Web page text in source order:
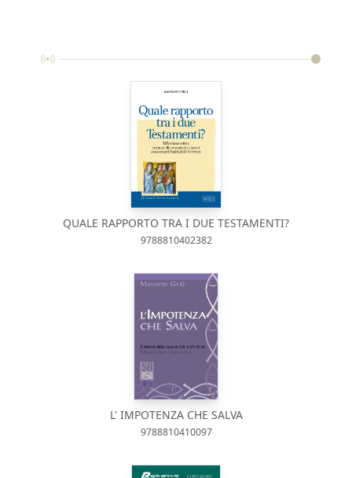
QUALE RAPPORTO TRA I DUE TESTAMENTI?
9788810402382
L' IMPOTENZA CHE SALVA
9788810410097